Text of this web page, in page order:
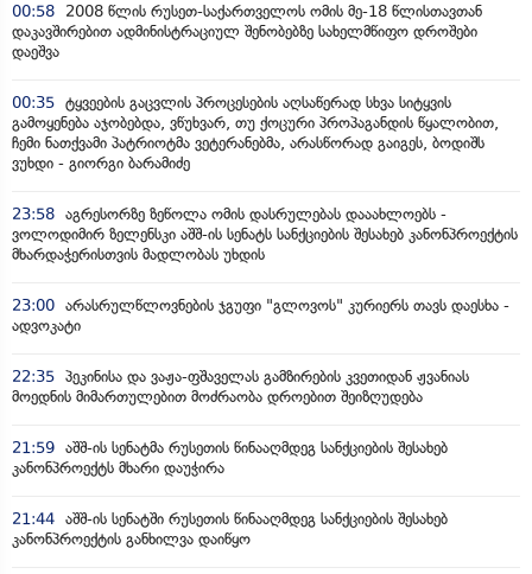
00:58
2008 წლის რუსეთ-საქართველოს ომის მე-18 წლისთავთან
დაკავშირებით ადმინისტრაციულ შენობებზე სახელმწიფო დროშები
დაეშვა
00:35 ტყვეების გაცვლის პროცესების აღსაწერად სხვა სიტყვის
გამოყენება აჯობებდა, ვწუხვარ, თუ ქოცური პროპაგანდის წყალობით,
ჩემი ნათქვამი პატრიოტმა ვეტერანებმა, არასწორად გაიგეს, ბოდიშს
ვუხდი - გიორგი ბარამიძე
23:58 აგრესორზე ზეწოლა ომის დასრულებას დააახლოებს -
ვოლოდიმირ ზელენსკი აშშ-ის სენატს სანქციების შესახებ კანონპროექტის
მხარდაჭერისთვის მადლობას უხდის
23:00 არასრულწლოვნების ჯგუფი "გლოვოს" კურიერს თავს დაესხა -
ადვოკატი
22:35 პეკინისა და ვაჟა-ფშაველას გამზირების კვეთიდან ჟვანიას
მოედნის მიმართულებით მოძრაობა დროებით შეიზღუდება
21:59 აშშ-ის სენატმა რუსეთის წინააღმდეგ სანქციების შესახებ
კანონპროექტს მხარი დაუჭირა
21:44 აშშ-ის სენატში რუსეთის წინააღმდეგ სანქციების შესახებ
კანონპროექტის განხილვა დაიწყო